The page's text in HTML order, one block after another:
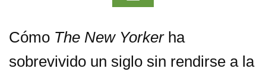
Cómo The New Yorkerha
sobrevivido un siglo sin rendirse a la